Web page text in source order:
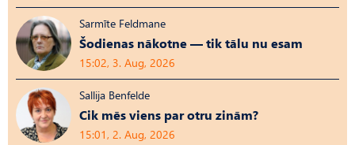
Sarmīte Feldmane
Šodienas nākotne — tik tālu nu esam
15:02, 3. Aug, 2026
Sallija Benfelde
Cik mēs viens par otru zinām?
15:01, 2. Aug, 2026